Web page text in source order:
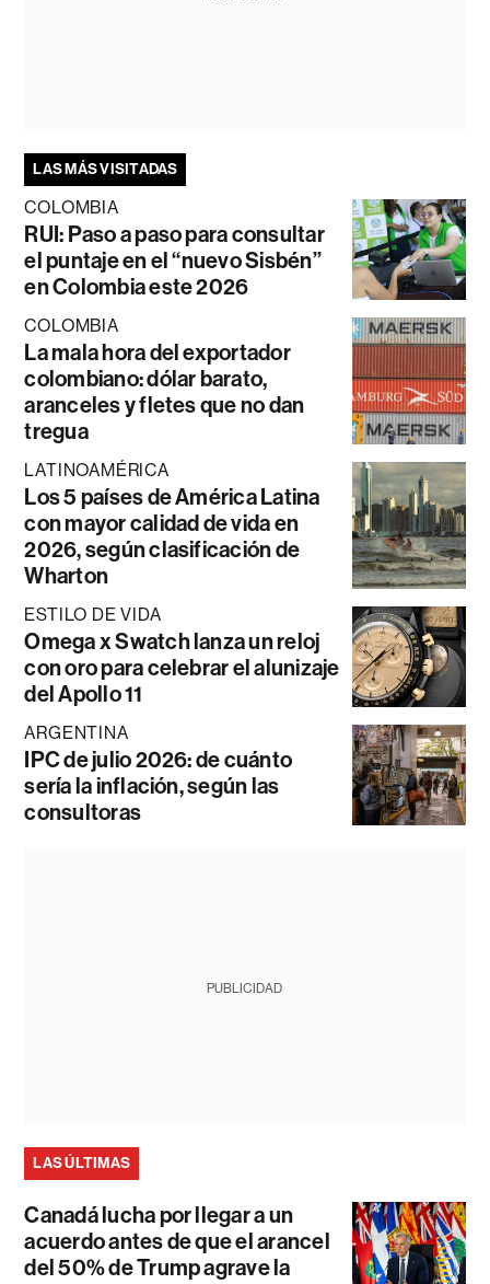
LAS MÁS VISITADAS
COLOMBIA
RUI: Paso a paso para consultar
el puntaje en el “nuevo Sisbén”
en Colombia este 2026
COLOMBIA
La mala hora del exportador
colombiano: dólar barato,
aranceles y fletes que no dan
tregua
LATINOAMÉRICA
Los 5 países de América Latina
con mayor calidad de vida en
2026, según clasificación de
Wharton
ESTILO DE VIDA
Omega x Swatch lanza un reloj
con oro para celebrar el alunizaje
del Apollo 11
ARGENTINA
IPC de julio 2026: de cuánto
sería la inflación, según las
consultoras
PUBLICIDAD
LAS ÚLTIMAS
Canadá lucha por llegar a un
acuerdo antes de que el arancel
del 50% de Trump agrave la